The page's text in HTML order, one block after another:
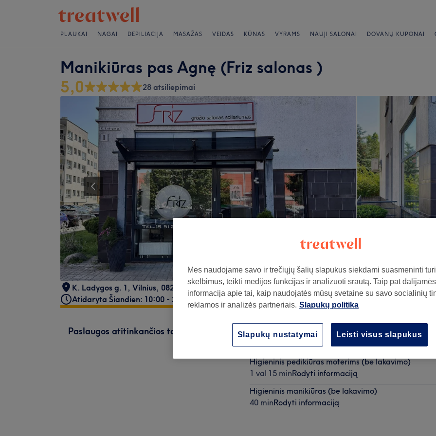
PLAUKAI NAGAI DEPILIACIJA MASAŽAS VEIDAS KŪNAS VYRAMS NAUJI SALONAI DOVANŲ KUPONAI
Manikiūras pas Agnę (Friz salonas )
5,0 28 atsiliepimai
K. Ladygos g. 1 , Vilnius, 08235
Atidaryta Šiandien: 10:00 - 22:00
Paslaugos atitinkančios tavo paiešką
Gelinio lako nuėmimas + odelių sutvarkymas (Kojų
Higieninis pedikiūras moterims (be lakavimo)
1 val 15 minRodyti informaciją
Higieninis manikiūras (be lakavimo)
40 minRodyti informaciją
Mes naudojame savo ir trečiųjų šalių slapukus siekdami suasmeninti
skelbimus, teikti medijos funkcijas ir analizuoti srautą. Taip pat dalijamės
informacija apie tai, kaip naudojatės mūsų svetaine su savo socialinių
reklamos ir analizės partneriais. Slapukų politika
Leisti visus slapukus
Slapukų nustatymai